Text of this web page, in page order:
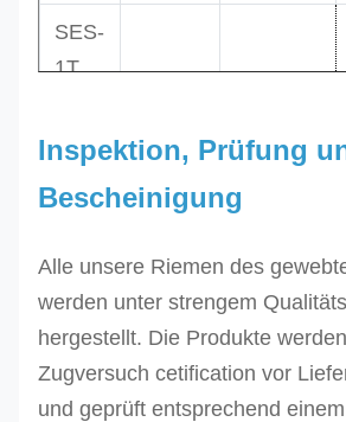
SES-
1T
2T
3T
3,0
gelb
SES-
4T
SES-
5T
SES-
grau
Inspektion, Prüfung
Bescheinigung
Alle unsere Riemen des
werden unter strengem
hergestellt. Die Produkte
Zugversuch cetification vor
und geprüft entsprechend